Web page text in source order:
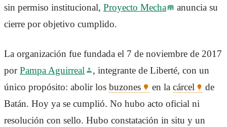
sin permiso institucional, Proyecto Mecha
anuncia su
cierre por objetivo cumplido.
La organización fue fundada el 7 de noviembre de 2017
porPampa Aguirreal
, integrante de Liberté, con un
único propósito: abolir los buzones en la cárcel
de
Batán. Hoy ya se cumplió. No hubo acto oficial ni
resolución con sello. Hubo constatación in situ y un